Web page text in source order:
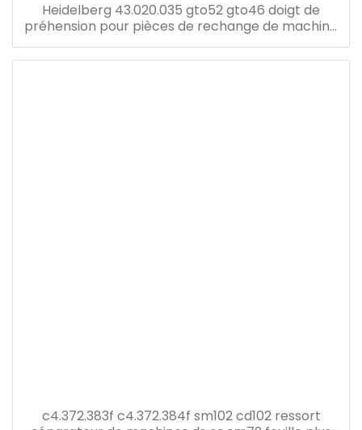
Heidelberg 43.020.035 gto52 gto46 doigt de
préhension pour pièces de rechange de machine
d'impression offset
c4.372.383f c4.372.384f sm102 cd102 ressort